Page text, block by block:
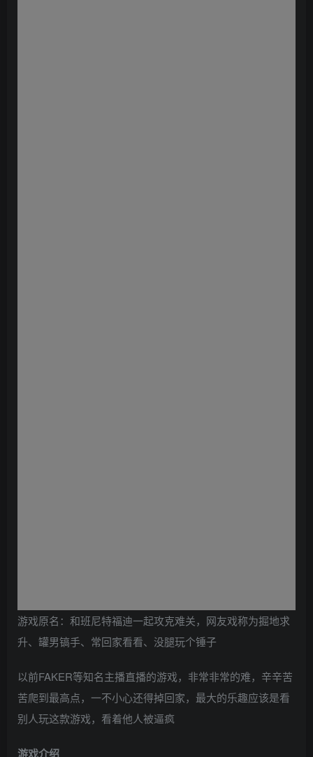
游戏原名：和班尼特福迪一起攻克难关，网友戏称为掘地求
升、罐男镐手、常回家看看、没腿玩个锤子
以前FAKER等知名主播直播的游戏，非常非常的难，辛辛苦
苦爬到最高点，一不小心还得掉回家，最大的乐趣应该是看
别人玩这款游戏，看着他人被逼疯
游戏介绍